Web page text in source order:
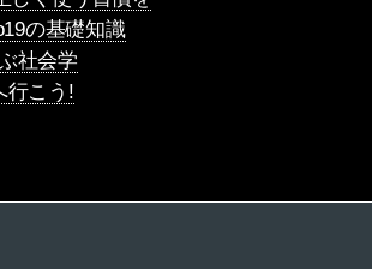
の基礎知識
社会学
行こう!